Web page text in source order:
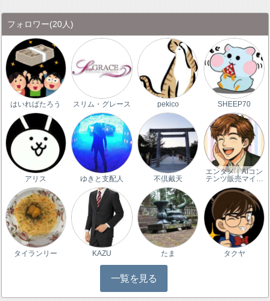
フォロワー(20人)
はいればたろう スリム・グレース pekico SHEEP70
アリス ゆきと支配人 不倶戴天
エンタメ｜AIコン
テンツ販売マイ…
タイランリー KAZU たま タクヤ
一覧を見る